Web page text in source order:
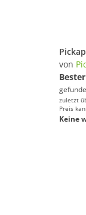
von
zuletzt
Preis
Keine